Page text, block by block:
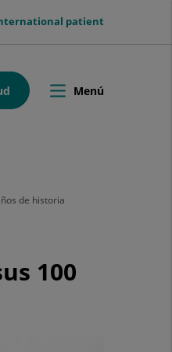
patient
Este
enlace
se
Toggle
Menú
de historia
100